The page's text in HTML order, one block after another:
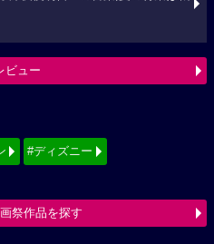
ビュー
#ディズニー
祭作品を探す